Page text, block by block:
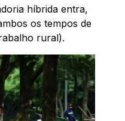
híbrida entra,
os tempos de
rural).